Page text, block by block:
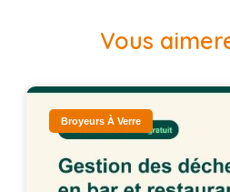
Vous
Broyeurs À Verre